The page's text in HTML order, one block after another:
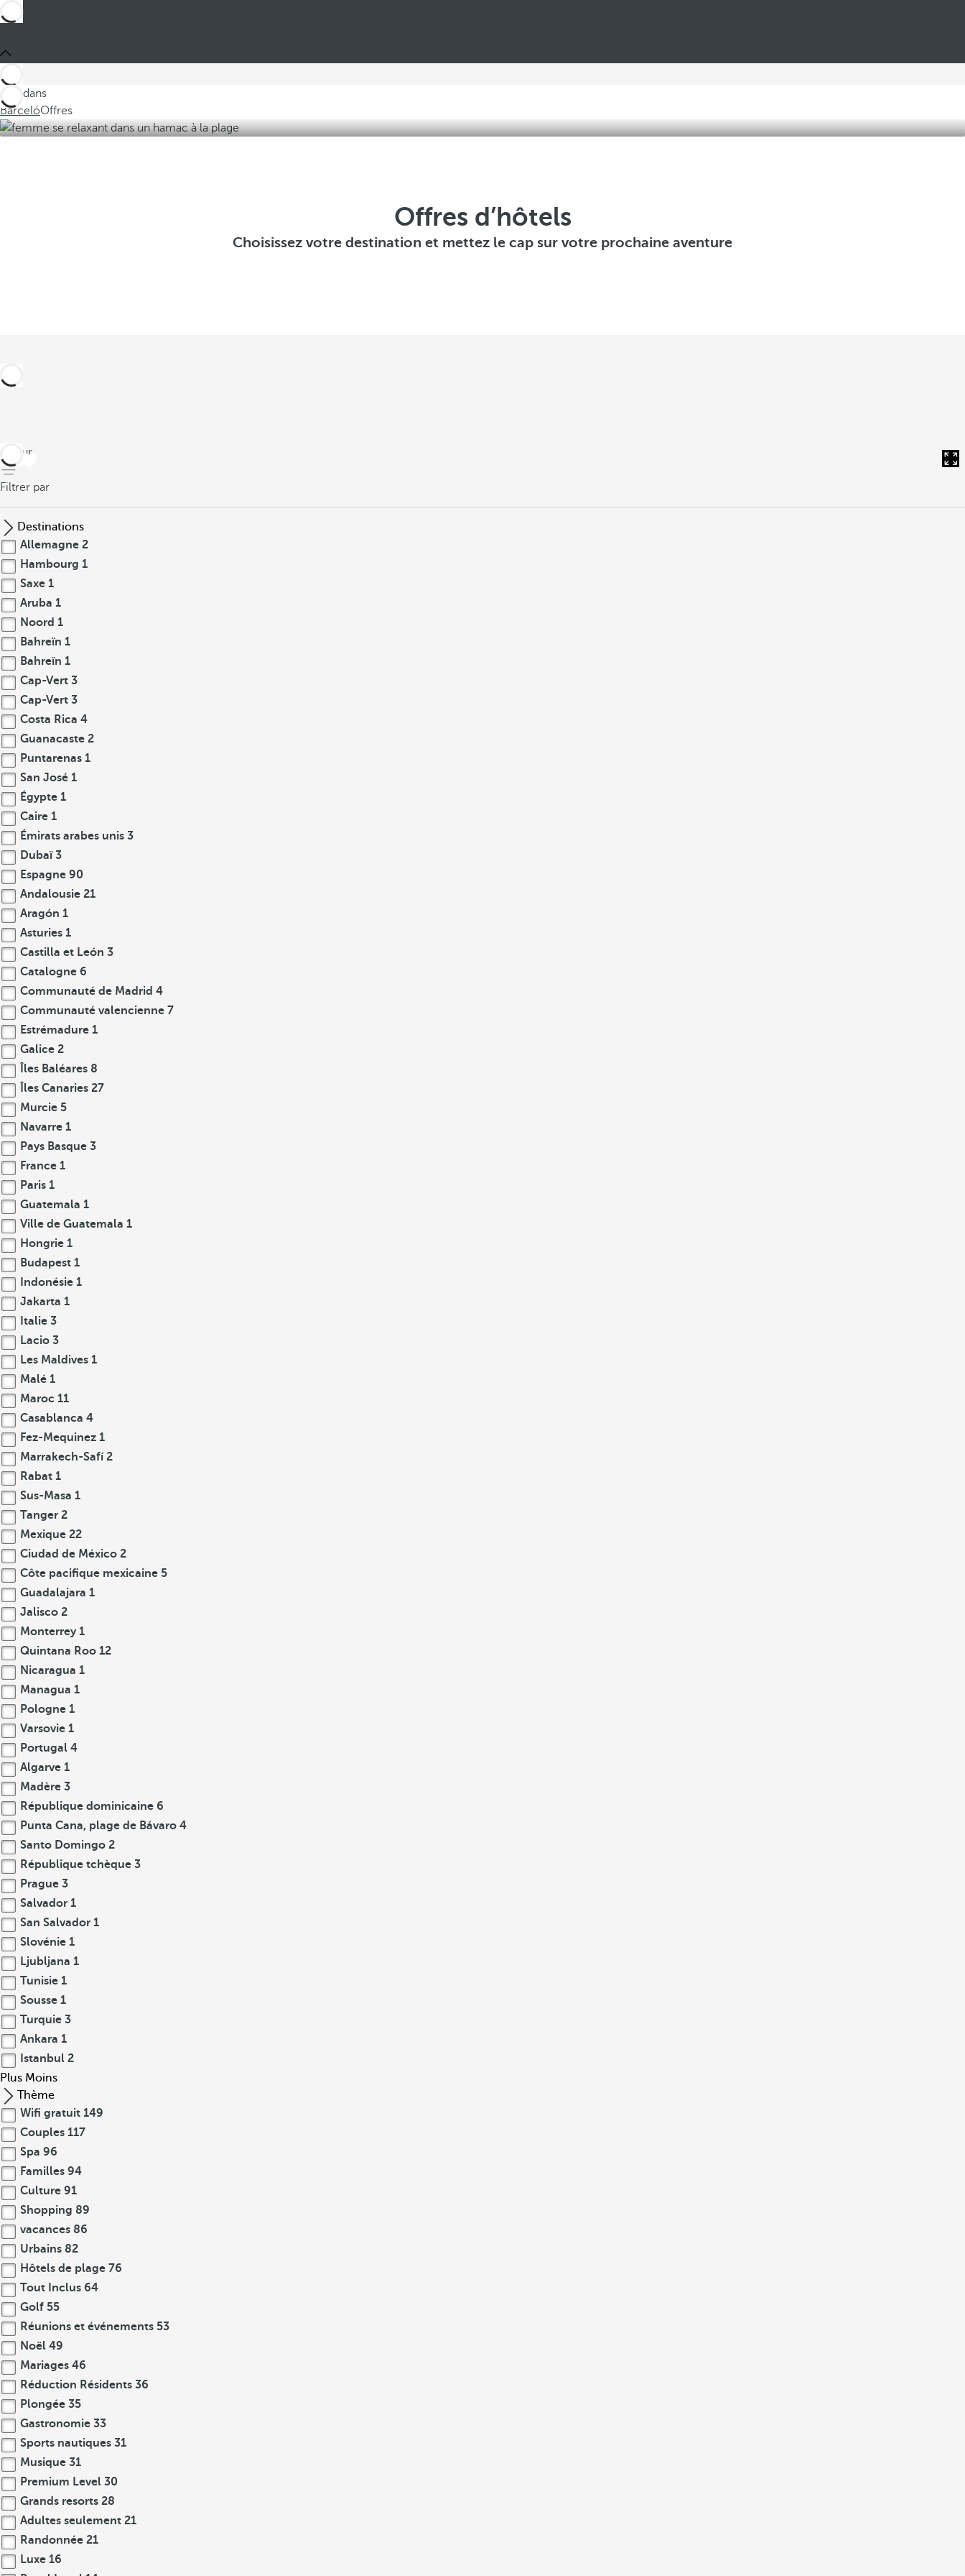
Ces dans
BarcelóOffres
Offres d’hôtels
Choisissez votre destination et mettez le cap sur votre prochaine aventure
retour
Filtrer par
Destinations
Allemagne 2
Hambourg 1
Saxe 1
Aruba 1
Noord 1
Bahreïn 1
Bahreïn 1
Cap-Vert 3
Cap-Vert 3
Costa Rica 4
Guanacaste 2
Puntarenas 1
San José 1
Égypte 1
Caire 1
Émirats arabes unis 3
Dubaï3
Espagne 90
Andalousie 21
Aragón 1
Asturies 1
Castilla et León 3
Catalogne 6
Communauté de Madrid 4
Communauté valencienne 7
Estrémadure 1
Galice 2
Îles Baléares 8
Îles Canaries 27
Murcie 5
Navarre 1
Pays Basque 3
France 1
Paris 1
Guatemala 1
Ville de Guatemala 1
Hongrie 1
Budapest 1
Indonésie 1
Jakarta 1
Italie 3
Lacio 3
Les Maldives 1
Malé 1
Maroc 11
Casablanca 4
Fez-Mequinez 1
Marrakech-Safí2
Rabat 1
Sus-Masa 1
Tanger 2
Mexique 22
Ciudad de México 2
Côte pacifique mexicaine 5
Guadalajara 1
Jalisco 2
Monterrey 1
Quintana Roo 12
Nicaragua 1
Managua 1
Pologne 1
Varsovie 1
Portugal 4
Algarve 1
Madère 3
République dominicaine 6
Punta Cana, plage de Bávaro 4
Santo Domingo 2
République tchèque 3
Prague 3
Salvador 1
San Salvador 1
Slovénie 1
Ljubljana 1
Tunisie 1
Sousse 1
Turquie 3
Ankara 1
Istanbul 2
Plus Moins
Thème
Wifi gratuit 149
Couples 117
Spa 96
Familles 94
Culture 91
Shopping 89
vacances 86
Urbains 82
Hôtels de plage 76
Tout Inclus 64
Golf 55
Réunions et événements 53
Noël 49
Mariages 46
Réduction Résidents 36
Plongée 35
Gastronomie 33
Sports nautiques 31
Musique 31
Premium Level 30
Grands resorts 28
Adultes seulement 21
Randonnée 21
Luxe 16